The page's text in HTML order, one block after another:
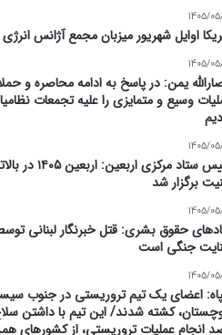
1405/
اوایل شهریور میزبان مجمع آژانس
1405/
یمن: در پاسخ به ادامه محاصره و
وسیع و متمایزی را علیه تجمعات
1405/
رییس ستاد مرکزی
برگزار شد
1405/
حقوق بشری: قتل خبرنگار لبنانی
جنگی است
1405/
اعضای یک تیم تروریستی در جنوب
کشته شدند/ این تیم با داشتن
انجام عملیات تروریستی، از کشورهای